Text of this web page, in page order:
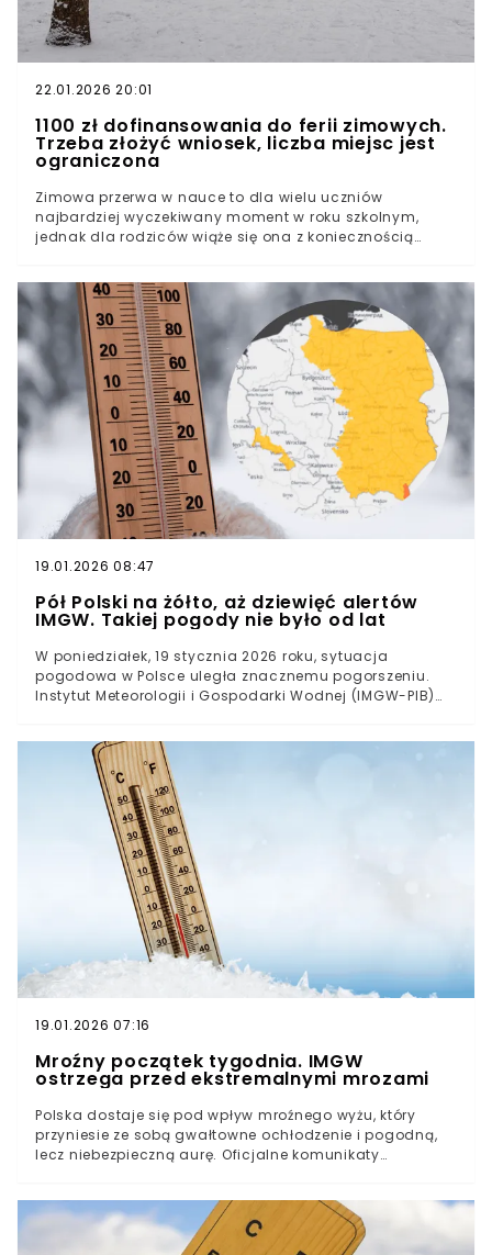
22.01.2026 20:01
1100 zł dofinansowania do ferii zimowych.
Trzeba złożyć wniosek, liczba miejsc jest
ograniczona
Zimowa przerwa w nauce to dla wielu uczniów
najbardziej wyczekiwany moment w roku szkolnym,
jednak dla rodziców wiąże się ona z koniecznością
rosną, wciąż istnieją programy pozwalające na
uzyskanie znaczącego wsparcia finansowego. Warto
się jednak spieszyć, gdyż liczba miejsc jest
ograniczona.Wielka zmiana w harmonogramie ferii
zimowych w 2026 rokuRodzinny budżet pod presją
zimowego wypoczynku1100 zł dofinansowania dla
dzieci rolników. Takie warunki trzeba spełnić
19.01.2026 08:47
Pół Polski na żółto, aż dziewięć alertów
IMGW. Takiej pogody nie było od lat
W poniedziałek, 19 stycznia 2026 roku, sytuacja
pogodowa w Polsce uległa znacznemu pogorszeniu.
Instytut Meteorologii i Gospodarki Wodnej (IMGW-PIB)
centralnej i wschodniej części kraju, gdzie odnotowano
temperatury spadające poniżej -18°C.Analiza
temperatur. Wyraźny podział termiczny
krajuKlasyfikacja ostrzeżeń meteorologicznych
IMGWKonsekwencje i prognozowane utrudnienia
19.01.2026 07:16
Mroźny początek tygodnia. IMGW
ostrzega przed ekstremalnymi mrozami
Polska dostaje się pod wpływ mroźnego wyżu, który
przyniesie ze sobą gwałtowne ochłodzenie i pogodną,
lecz niebezpieczną aurę. Oficjalne komunikaty
zera, wymagając od mieszkańców szczególnej